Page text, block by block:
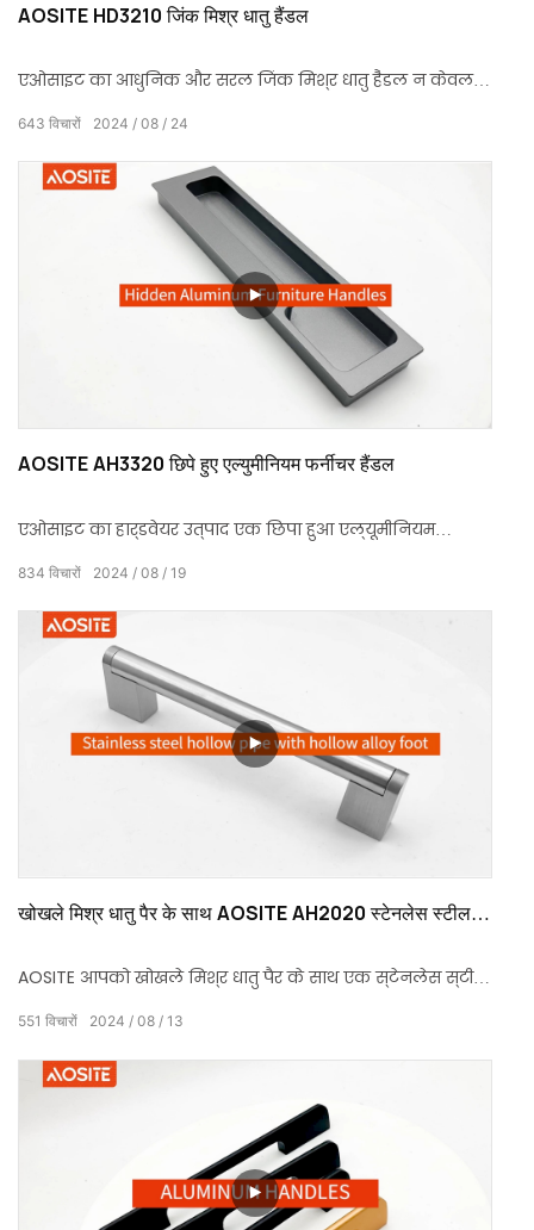
AOSITE HD3210 जिंक मिश्र धातु हैंडल
एओसाइट का आधुनिक और सरल जिंक मिश्र धातु हैंडल न केवल
आपके घर में सुंदरता जोड़ता है, बल्कि अपनी बेहतर गुणवत्ता के लिए
2024 08 24
643 विचारों
AOSITE AH3320 छिपे हुए एल्युमीनियम फर्नीचर हैंडल
एओसाइट का हार्डवेयर उत्पाद एक छिपा हुआ एल्यूमीनियम
फर्नीचर हैंडल है जिसे विशेष रूप से फर्नीचर के लिए डिज़ाइन किया
2024 08 19
834 विचारों
खोखले मिश्र धातु पैर के साथ AOSITE AH2020 स्टेनलेस स्टील
AOSITE आपको खोखले मिश्र धातु पैर के साथ एक स्टेनलेस स्टील
खोखले पाइप प्रस्तुत करता है, जो स्थायित्व और सौंदर्य डिजाइन
2024 08 13
551 विचारों